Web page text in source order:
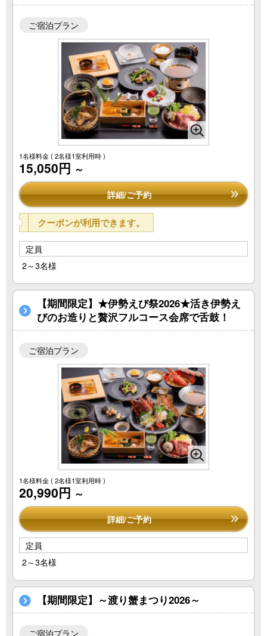
ご宿泊プラン
1名様料金( 2名様1室利用時 )
15,050円 ～
詳細/ご予約
クーポンが利用できます。
定員
2～3名様
【期間限定】★伊勢えび祭2026★活き伊勢え
びのお造りと贅沢フルコース会席で舌鼓！
ご宿泊プラン
1名様料金( 2名様1室利用時 )
20,990円 ～
詳細/ご予約
定員
2～3名様
【期間限定】～渡り蟹まつり2026～
ご宿泊プラン